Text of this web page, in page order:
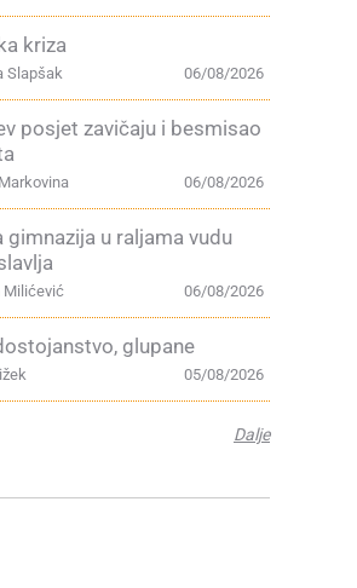
kriza
06/08/2026
Slapšak
posjet zavičaju i besmisao
06/08/2026
gimnazija u raljama vudu
06/08/2026
Milićević
glupane
05/08/2026
Dalje